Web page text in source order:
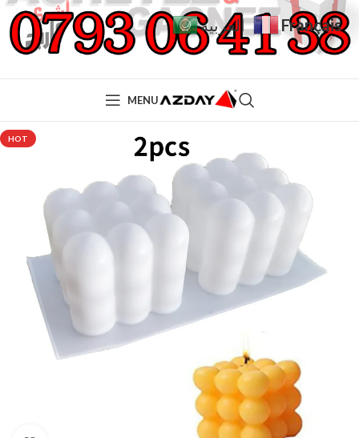
MENU
HOT
العربية Français